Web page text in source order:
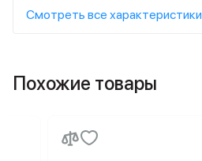
Смотреть все характеристики
Похожие товары